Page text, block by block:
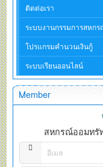
ติดต่อเรา
ระบบงานกรรมการสหก
โปรแกรมคำนวนเงินกู้
ระบบเรียนออนไลน์
Member
สหกรณ์ออมทรั